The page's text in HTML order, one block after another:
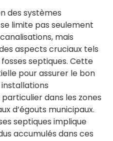
des systèmes
limite pas seulement
mais
aspects cruciaux tels
septiques. Cette
pour assurer le bon
particulier dans les zones
d’égouts municipaux.
septiques implique
accumulés dans ces